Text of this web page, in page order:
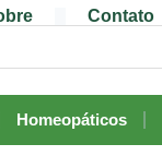
Contato
Homeopáticos